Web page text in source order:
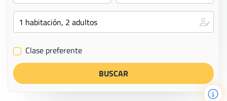
✔ Clase preferente